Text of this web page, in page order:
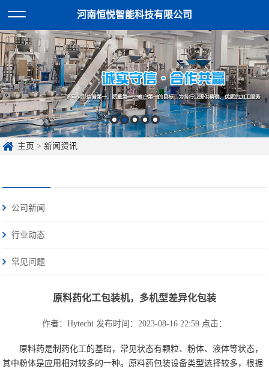
河南恒悦智能科技有限公司
主页 >新闻资讯
公司新闻
行业动态
常见问题
原料药化工包装机，多机型差异化包装
作者：Hytechi 发布时间：2023-08-16 22:59 点击：
原料药是制药化工的基础，常见状态有颗粒、粉体、液体等状态，
其中粉体是应用相对较多的一种。原料药包装设备类型选择较多，根据